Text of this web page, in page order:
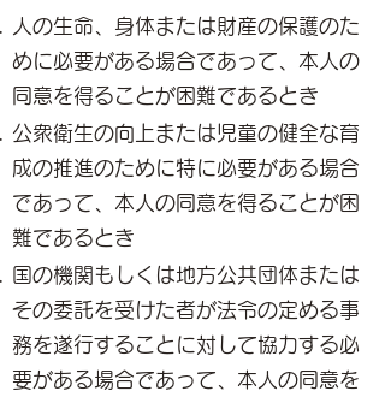
人の生命、身体または財産の保護のた
めに必要がある場合であって、本人の
同意を得ることが困難であるとき
公衆衛生の向上または児童の健全な育
成の推進のために特に必要がある場合
であって、本人の同意を得ることが困
難であるとき
国の機関もしくは地方公共団体または
その委託を受けた者が法令の定める事
務を遂行することに対して協力する必
要がある場合であって、本人の同意を